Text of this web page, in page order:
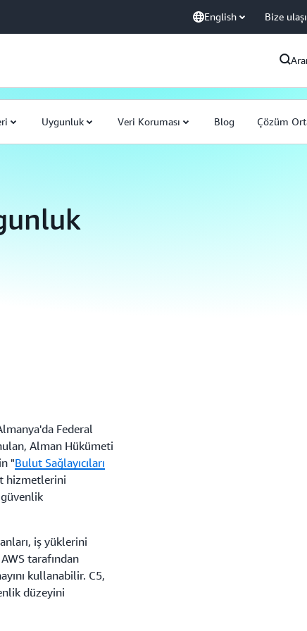
English Bize
Uygunluk Veri Koruması Blog Çözüm
Federal
Alman Hükümeti
"Bulut Sağlayıcıları
hizmetlerini
güvenlik
iş yüklerini
tarafından
kullanabilir. C5,
düzeyini